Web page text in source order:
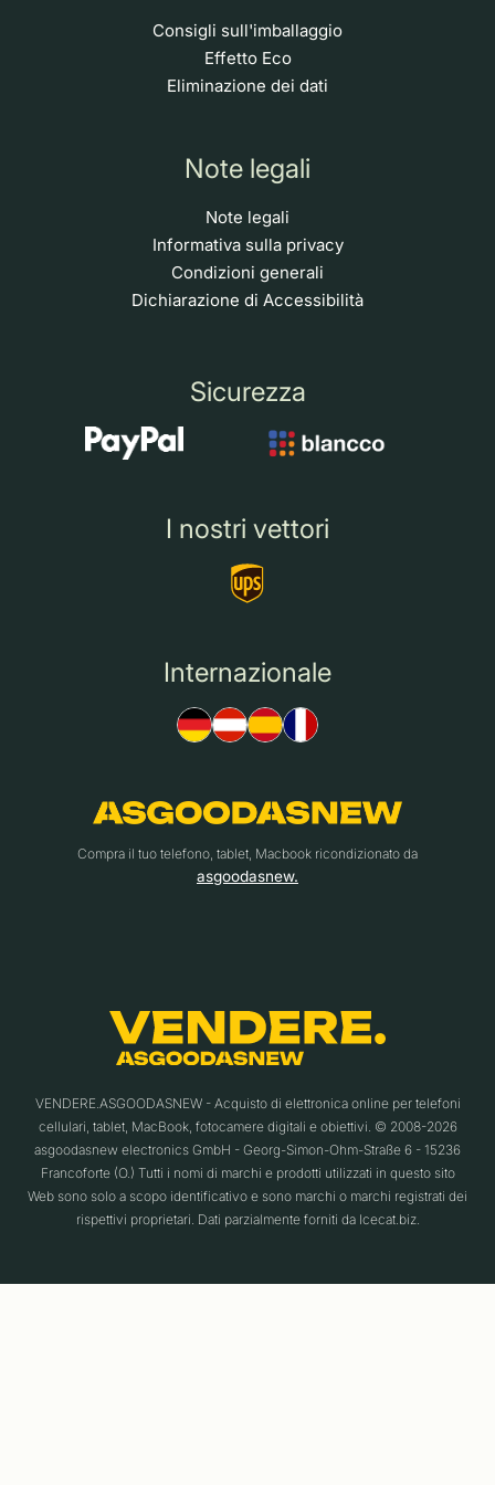
Consigli sull'imballaggio
Effetto Eco
Eliminazione dei dati
Note legali
Note legali
Informativa sulla privacy
Condizioni generali
Dichiarazione di Accessibilità
Sicurezza
I nostri vettori
Internazionale
Compra il tuo telefono, tablet, Macbook ricondizionato da
asgoodasnew.
VENDERE.ASGOODASNEW - Acquisto di elettronica online per telefoni
cellulari, tablet, MacBook, fotocamere digitali e obiettivi. © 2008-2026
asgoodasnew electronics GmbH - Georg-Simon-Ohm-Straße 6 - 15236
Francoforte (O.) Tutti i nomi di marchi e prodotti utilizzati in questo sito
Web sono solo a scopo identificativo e sono marchi o marchi registrati dei
rispettivi proprietari. Dati parzialmente forniti da Icecat.biz.